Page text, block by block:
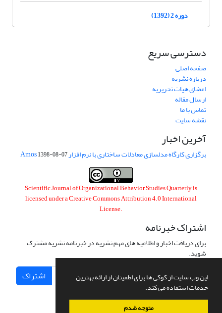
این وب سایت از کوکی ها برای اطمینان از ارائه بهترین
خدمات استفاده می کند.
متوجه شدم
دوره 2 (1392)
دسترسی سریع
صفحه اصلی
درباره نشریه
اعضای هیات تحریریه
ارسال مقاله
تماس با ما
نقشه سایت
آخرین اخبار
برگزاری کارگاه مدلسازی معادلات ساختاری با نرم افزار Amos1398-08-07
Scientific Journal of Organizational Behavior Studies Quarterly is
licensed under aCreative Commons Attribution 4.0 International
License.
اشتراک خبرنامه
برای دریافت اخبار و اطلاعیه های مهم نشریه در خبرنامه نشریه مشترک
شوید.
اشتراک